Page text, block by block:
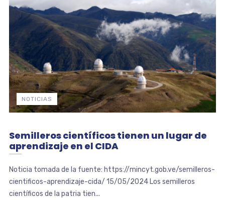
NOTICIAS
Semilleros científicos tienen un lugar de
aprendizaje en el CIDA
Noticia tomada de la fuente: https://mincyt.gob.ve/semilleros-
cientificos-aprendizaje-cida/ 15/05/2024 Los semilleros
científicos de la patria tien...